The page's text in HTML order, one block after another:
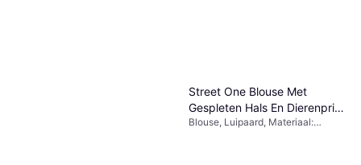
Street One Blouse Met
Gespleten Hals En Dierenprint
- Beige
Blouse, Luipaard, Materiaal: